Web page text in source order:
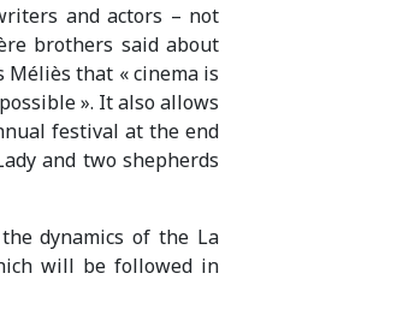
and actors – not
brothers said about
Méliès that « cinema is
». It also allows
festival at the end
and two shepherds
dynamics of the La
will be followed in